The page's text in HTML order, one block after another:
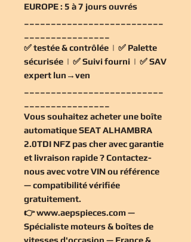
EUROPE : 5 à 7 jours ouvrés
✅testée & contrôlée | ✅ Palette
sécurisée | ✅Suivi fourni | ✅SAV
expert lun→ven
Vous souhaitez acheter une boîte
automatique SEAT ALHAMBRA
2.0TDI NFZ pas cheravec garantie
et livraison rapide ? Contactez-
nous avec votre VIN ou référence
— compatibilité vérifiée
gratuitement.
👉www.aepspieces.com—
Spécialiste moteurs & boîtes de
vitesses d'occasion — France &